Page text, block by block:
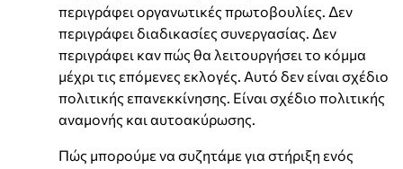
περιγράφει οργανωτικές πρωτοβουλίες. Δεν
περιγράφει διαδικασίες συνεργασίας. Δεν
περιγράφει καν πώς θα λειτουργήσει το κόμμα
μέχρι τις επόμενες εκλογές. Αυτό δεν είναι σχέδιο
πολιτικής επανεκκίνησης. Είναι σχέδιο πολιτικής
αναμονής και αυτοακύρωσης.
Πώς μπορούμε να συζητάμε για στήριξη ενός